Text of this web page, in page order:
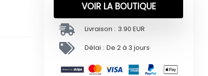
VOIR LA BOUTIQUE
Livraison : 3.90 EUR
Délai : De 2 à 3 jours